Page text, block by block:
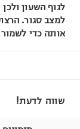
לגוף השעון
למצב סגור.
אותה כדי
שווה לדעת!